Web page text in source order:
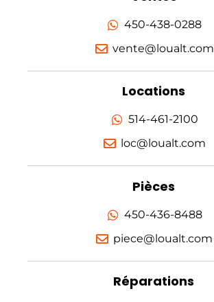
450-438-0288
vente@loualt.com
Locations
514-461-2100
loc@loualt.com
Pièces
450-436-8488
piece@loualt.com
Réparations